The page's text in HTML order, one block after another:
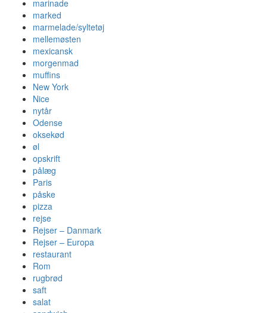
marinade
marked
marmelade/syltetøj
mellemøsten
mexicansk
morgenmad
muffins
New York
Nice
nytår
Odense
oksekød
øl
opskrift
pålæg
Paris
påske
pizza
rejse
Rejser – Danmark
Rejser – Europa
restaurant
Rom
rugbrød
saft
salat